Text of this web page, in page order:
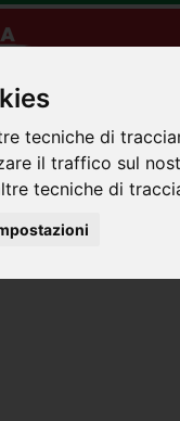
tecniche di
il traffico sul
tecniche di
Contatta L'esperto